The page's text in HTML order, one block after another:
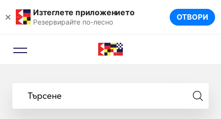
× Изтеглете приложението
Резервирайте по-лесно ОТВОРИ
Търсене